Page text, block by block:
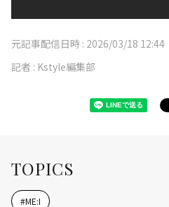
元記事配信日時 : 2026/03/18 12:44
記者 : Kstyle編集部
TOPICS
#ME:I